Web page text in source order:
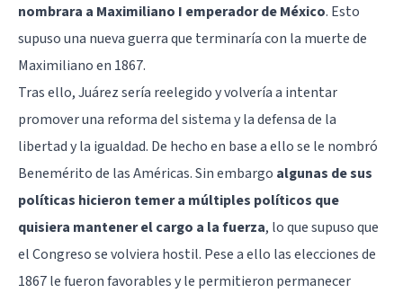
nombrara a Maximiliano I emperador de México. Esto
supuso una nueva guerra que terminaría con la muerte de
Maximiliano en 1867.
Tras ello, Juárez sería reelegido y volvería a intentar
promover una reforma del sistema y la defensa de la
libertad y la igualdad. De hecho en base a ello se le nombró
Benemérito de las Américas. Sin embargo algunas de sus
políticas hicieron temer a múltiples políticos que
quisiera mantener el cargo a la fuerza, lo que supuso que
el Congreso se volviera hostil. Pese a ello las elecciones de
1867 le fueron favorables y le permitieron permanecer